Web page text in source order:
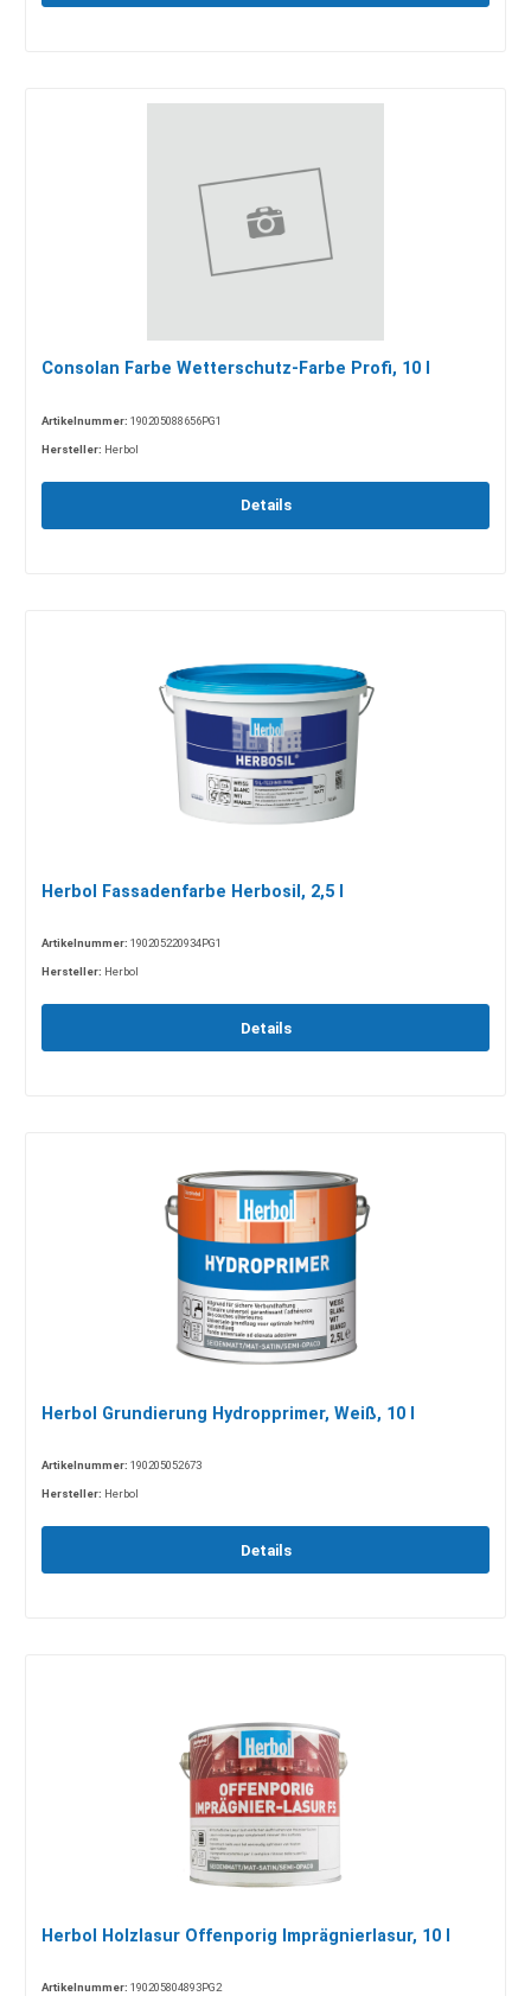
Consolan Farbe Wetterschutz-Farbe Profi, 10 l
Artikelnummer: 190205088656PG1
Hersteller: Herbol
Details
Herbol Fassadenfarbe Herbosil, 2,5 l
Artikelnummer: 190205220934PG1
Hersteller: Herbol
Details
Herbol Grundierung Hydropprimer, Weiß, 10 l
Artikelnummer: 190205052673
Hersteller: Herbol
Details
Herbol Holzlasur Offenporig Imprägnierlasur, 10 l
Artikelnummer: 190205804893PG2